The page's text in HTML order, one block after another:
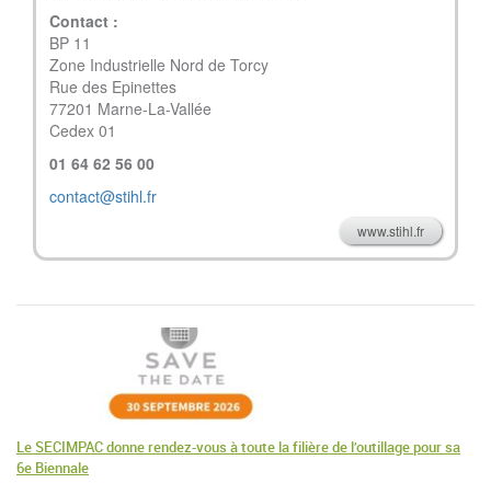
Contact :
BP 11
Zone Industrielle Nord de Torcy
Rue des Epinettes
77201 Marne-La-Vallée
Cedex 01
01 64 62 56 00
contact@stihl.fr
www.stihl.fr
Le SECIMPAC donne rendez-vous à toute la filière de l’outillage pour sa
6e Biennale